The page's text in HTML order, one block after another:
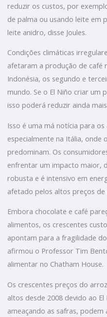
reduzir os custos, por
de palma ou usando leite em
leite anidro, disse Joules.
Condições climáticas
afetaram a produção de café
Indonésia, os segundo e
mundo. Se o El Niño criar um
isso poderá reduzir ainda
Isso é uma má notícia para
especialmente na Itália, onde
predominam. Os
enfrentar um impacto maior,
robusta e é intensivo em
afetado pelos altos preços de
Embora chocolate e café
alimentos, os crescentes
apontam para a fragilidade
afirmou o Professor Tim
alimentar no Chatham House.
Os crescentes preços do
altos desde 2008 devido ao
ameaçando as safras,